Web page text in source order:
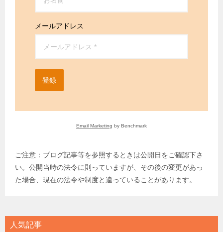
メールアドレス
登録
Email Marketing by Benchmark
ご注意：ブログ記事等を参照するときは公開日をご確認下さ
い。公開当時の法令に則っていますが、その後の変更があっ
た場合、現在の法令や制度と違っていることがあります。
人気記事